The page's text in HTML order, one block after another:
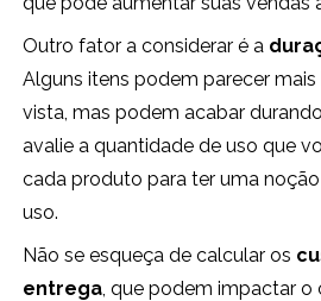
Outro fator a considerar é a
Alguns itens podem parecer
vista, mas podem acabar
avalie a quantidade de uso que
cada produto para ter uma
uso.
Não se esqueça de calcular os
entrega, que podem impactar